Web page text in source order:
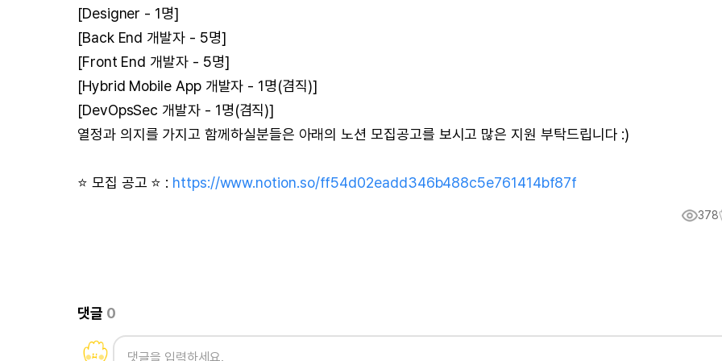
[Designer - 1명]
[Back End 개발자 - 5명]
[Front End 개발자 - 5명]
[Hybrid Mobile App 개발자 - 1명(겸직)]
[DevOpsSec 개발자 - 1명(겸직)]
열정과 의지를 가지고 함께하실분들은 아래의 노션 모집공고를 보시고 많은 지원 부탁드립니다 :)
⭐ 모집 공고 ⭐ : https://www.notion.so/ff54d02eadd346b488c5e761414bf87f
378
댓글 0